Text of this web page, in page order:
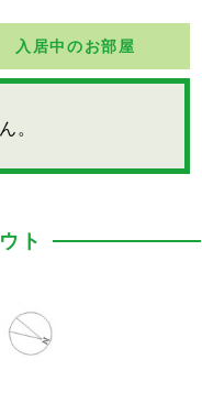
入居中のお部屋
。
ト